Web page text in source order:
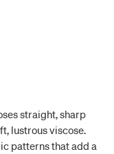
straight, sharp
lustrous viscose.
patterns that add a